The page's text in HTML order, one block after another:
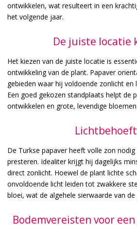
ontwikkelen, wat resulteert in een
het volgende jaar.
De juiste locatie
Het kiezen van de juiste locatie is
ontwikkeling van de plant. Papaver
gebieden waar hij voldoende zonlicht en
Een goed gekozen standplaats helpt de
ontwikkelen en grote, levendige
De Turkse papaver heeft volle zon
presteren. Idealiter krijgt hij dagelijks
direct zonlicht. Hoewel de plant lichte
onvoldoende licht leiden tot zwakkere
bloei, wat de algehele sierwaarde van
Bodemvereisten voor